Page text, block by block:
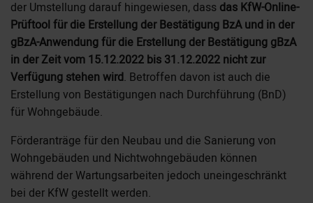
der Umstellung darauf hingewiesen, dass das KfW-Online-
Prüftool für die Erstellung der Bestätigung BzA und in der
gBzA-Anwendung für die Erstellung der Bestätigung gBzA
in der Zeit vom 15.12.2022 bis 31.12.2022 nicht zur
Verfügung stehen wird. Betroffen davon ist auch die
Erstellung von Bestätigungen nach Durchführung (BnD)
für Wohngebäude.
Förderanträge für den Neubau und die Sanierung von
Wohngebäuden und Nichtwohngebäuden können
während der Wartungsarbeiten jedoch uneingeschränkt
bei der KfW gestellt werden.